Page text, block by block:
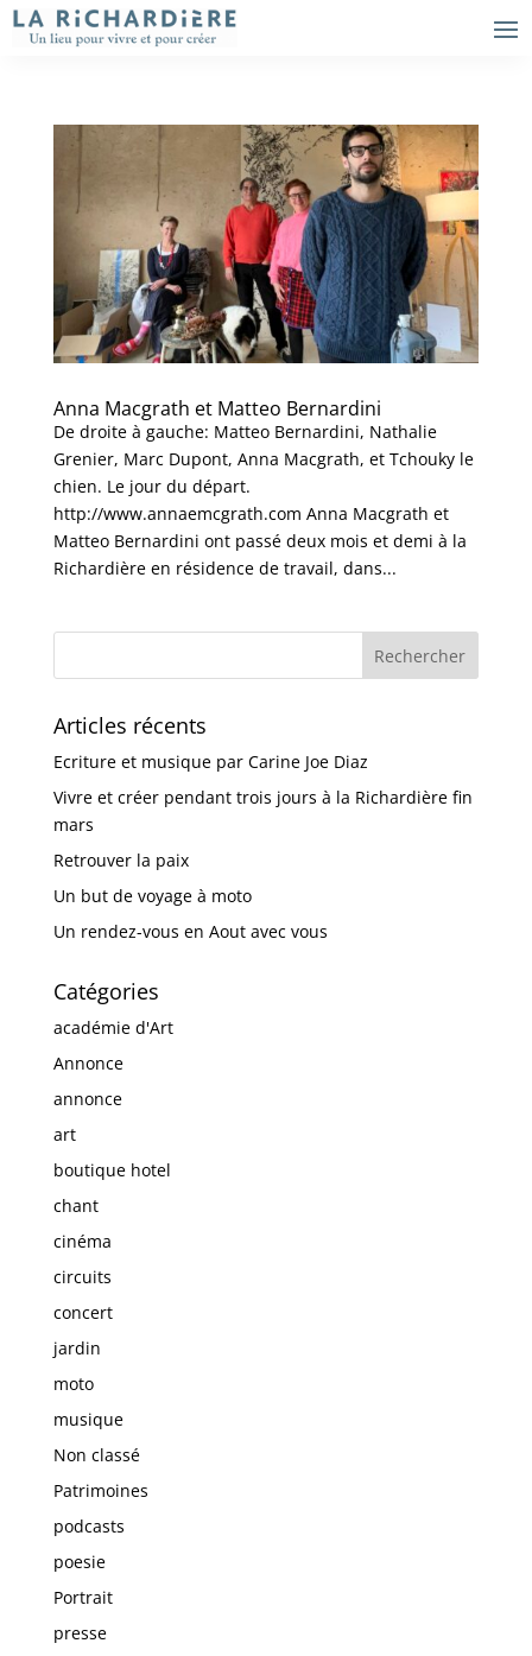
Anna Macgrath et Matteo Bernardini
De droite à gauche: Matteo Bernardini, Nathalie
Grenier, Marc Dupont, Anna Macgrath, et Tchouky le
chien. Le jour du départ.
http://www.annaemcgrath.com Anna Macgrath et
Matteo Bernardini ont passé deux mois et demi à la
Richardière en résidence de travail, dans...
Articles récents
Ecriture et musique par Carine Joe Diaz
Vivre et créer pendant trois jours à la Richardière fin
mars
Retrouver la paix
Un but de voyage à moto
Un rendez-vous en Aout avec vous
Catégories
académie d'Art
Annonce
annonce
art
boutique hotel
chant
cinéma
circuits
concert
jardin
moto
musique
Non classé
Patrimoines
podcasts
poesie
Portrait
presse